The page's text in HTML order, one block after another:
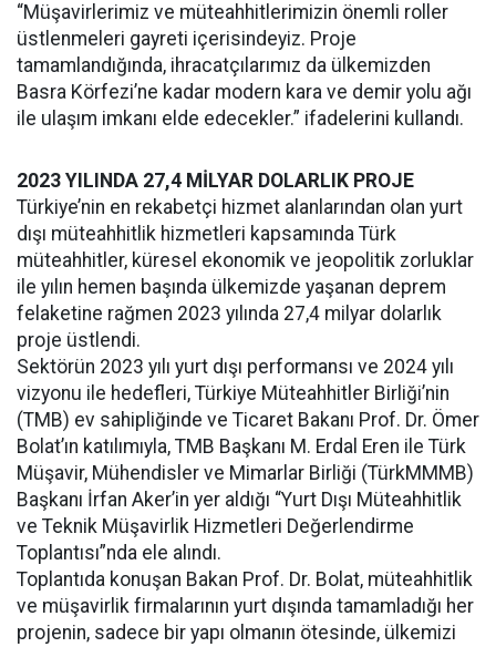
“Müşavirlerimiz ve müteahhitlerimizin önemli roller
üstlenmeleri gayreti içerisindeyiz. Proje
tamamlandığında, ihracatçılarımız da ülkemizden
Basra Körfezi’ne kadar modern kara ve demir yolu ağı
ile ulaşım imkanı elde edecekler.” ifadelerini kullandı.
2023 YILINDA 27,4 MİLYAR DOLARLIK PROJE
Türkiye’nin en rekabetçi hizmet alanlarından olan yurt
dışı müteahhitlik hizmetleri kapsamında Türk
müteahhitler, küresel ekonomik ve jeopolitik zorluklar
ile yılın hemen başında ülkemizde yaşanan deprem
felaketine rağmen 2023 yılında 27,4 milyar dolarlık
proje üstlendi.
Sektörün 2023 yılı yurt dışı performansı ve 2024 yılı
vizyonu ile hedefleri, Türkiye Müteahhitler Birliği’nin
(TMB) ev sahipliğinde ve Ticaret Bakanı Prof. Dr. Ömer
Bolat’ın katılımıyla, TMB Başkanı M. Erdal Eren ile Türk
Müşavir, Mühendisler ve Mimarlar Birliği (TürkMMMB)
Başkanı İrfan Aker’in yer aldığı “Yurt Dışı Müteahhitlik
ve Teknik Müşavirlik Hizmetleri Değerlendirme
Toplantısı”nda ele alındı.
Toplantıda konuşan Bakan Prof. Dr. Bolat, müteahhitlik
ve müşavirlik firmalarının yurt dışında tamamladığı her
projenin, sadece bir yapı olmanın ötesinde, ülkemizi